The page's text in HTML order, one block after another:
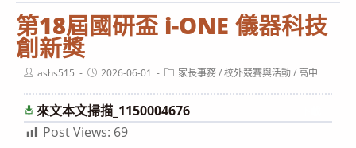
第18屆國研盃 i-ONE 儀器科技
創新獎
Postashs515
Post2026-06-01
Post家長事務/校外競賽與活動/高中
來文本文掃描_1150004676
Post Views: 69